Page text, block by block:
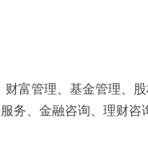
富管理、基金管理、
务、金融咨询、理财咨